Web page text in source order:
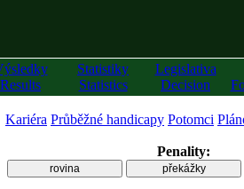
Results
Statistiky
Statistics
Legislativa
Decision
Kariéra Průběžné handicapy Potomci
Penality:
rovina překážky